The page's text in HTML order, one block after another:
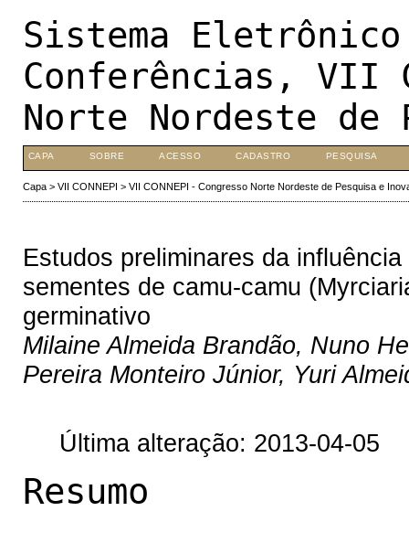
Sistema
Conferências, VII
Norte Nordeste de
CAPA SOBRE ACESSO CADASTRO PESQUISA
Capa> VII CONNEPI > VII CONNEPI - Congresso Norte Nordeste de Pesquisa e
Estudos preliminares da
sementes de camu-camu
germinativo
Milaine Almeida Brandão, Nuno
Pereira Monteiro Júnior, Yuri
Última alteração: 2013-04-05
Resumo